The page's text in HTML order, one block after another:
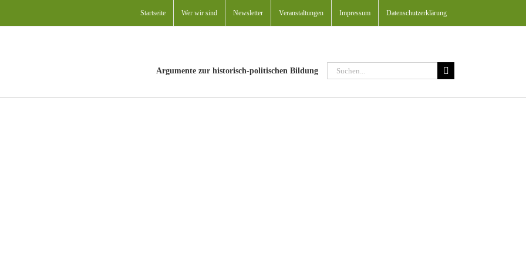
Startseite Wer wir sind Newsletter Veranstaltungen Impressum Datenschutzerklärung
Argumente zur historisch-politischen Bildung
Suche
nach: